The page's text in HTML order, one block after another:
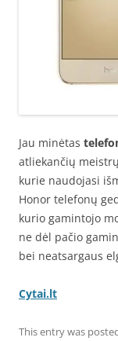
Jau minėtas
atliekančių
kurie naudojasi
Honor telefonų
kurio gamintojo
ne dėl pačio
bei neatsargaus
Cytai.lt
This entry was